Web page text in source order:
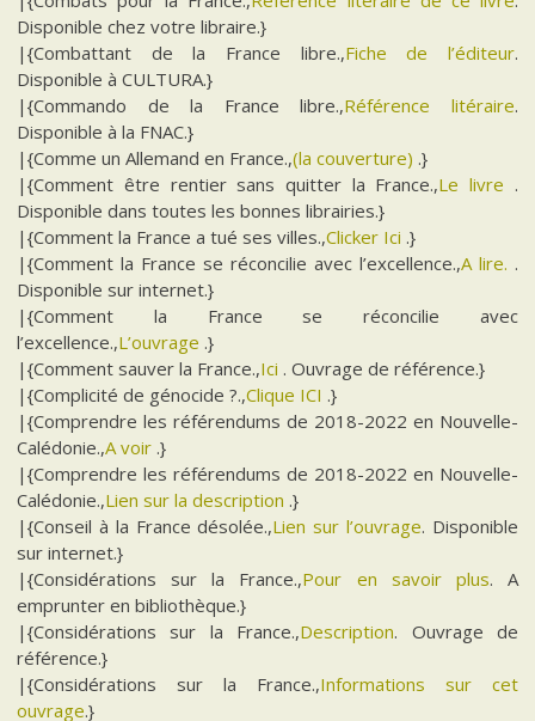
Disponible chez votre libraire.}
|{Combattant de la France libre.,Fiche de l’éditeur.
Disponible à CULTURA.}
|{Commando de la France libre.,Référence litéraire.
Disponible à la FNAC.}
|{Comme un Allemand en France.,(la couverture) .}
|{Comment être rentier sans quitter la France.,Le livre .
Disponible dans toutes les bonnes librairies.}
|{Comment la France a tué ses villes.,Clicker Ici .}
|{Comment la France se réconcilie avec l’excellence.,A lire. .
Disponible sur internet.}
|{Comment la France se réconcilie avec
l’excellence.,L’ouvrage .}
|{Comment sauver la France.,Ici . Ouvrage de référence.}
|{Complicité de génocide ?.,Clique ICI .}
|{Comprendre les référendums de 2018-2022 en Nouvelle-
Calédonie.,A voir .}
|{Comprendre les référendums de 2018-2022 en Nouvelle-
Calédonie.,Lien sur la description .}
|{Conseil à la France désolée.,Lien sur l’ouvrage. Disponible
sur internet.}
|{Considérations sur la France.,Pour en savoir plus. A
emprunter en bibliothèque.}
|{Considérations sur la France.,Description. Ouvrage de
référence.}
|{Considérations sur la France.,Informations sur cet
ouvrage.}